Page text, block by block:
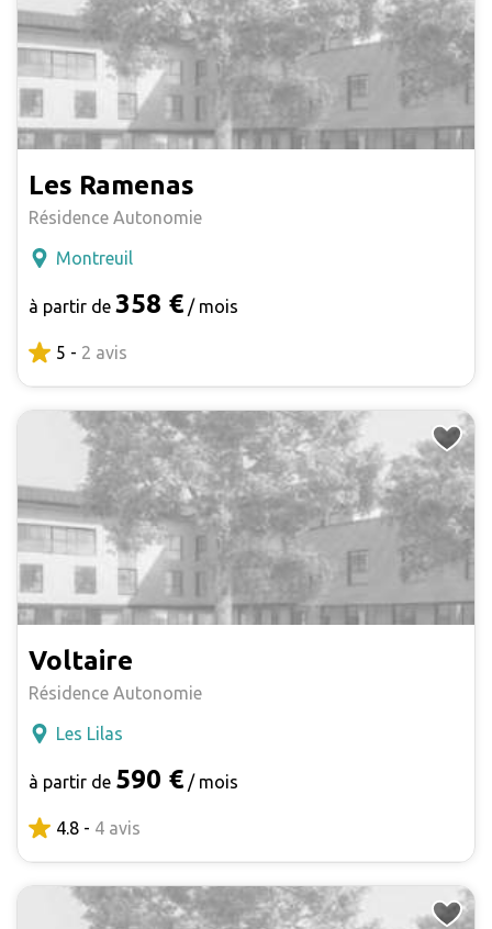
Les Ramenas
Résidence Autonomie
Montreuil
à partir de 358 € / mois
5 - 2 avis
Voltaire
Résidence Autonomie
Les Lilas
à partir de 590 € / mois
4.8 - 4 avis